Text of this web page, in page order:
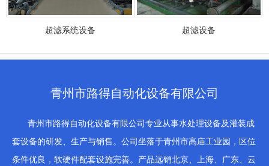
超滤系统设备 超滤设备
青州市路得自动化设备有限公司
青州市路得自动化设备有限公司专业从事水处理设备及灌装成
套设备的研发、生产与销售。公司坐落于青州市高庙工业园，区位
条件优良，软硬件配套设施完善。产品远销北京、上海、广东、云